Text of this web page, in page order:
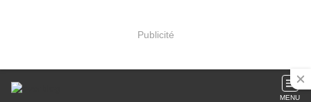
Publicité
MENU